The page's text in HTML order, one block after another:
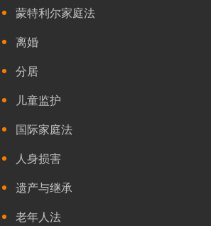
蒙特利尔家庭法
离婚
分居
儿童监护
国际家庭法
人身损害
遗产与继承
老年人法